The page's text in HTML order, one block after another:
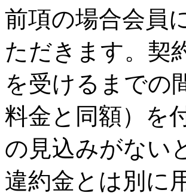
前項の場合会員
ただきます。契
を受けるまでの
料金と同額）を
の見込みがない
違約金とは別に